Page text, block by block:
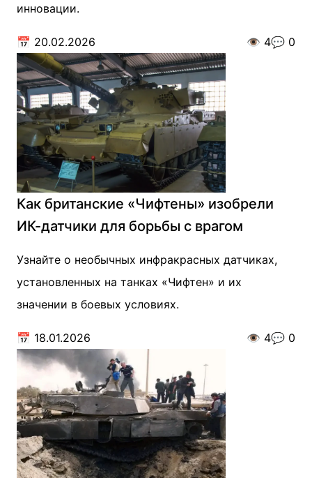
инновации.
📅 20.02.2026 👁️ 4💬 0
Как британские «Чифтены» изобрели
ИК-датчики для борьбы с врагом
Узнайте о необычных инфракрасных датчиках,
установленных на танках «Чифтен» и их
значении в боевых условиях.
📅 18.01.2026 👁️ 4💬 0